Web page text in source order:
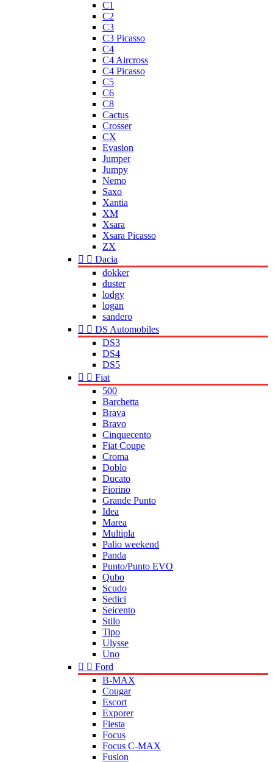
C1
C2
C3
C3 Picasso
C4
C4 Aircross
C4 Picasso
C5
C6
C8
Cactus
Crosser
CX
Evasion
Jumper
Jumpy
Nemo
Saxo
Xantia
XM
Xsara
Xsara Picasso
ZX
  Dacia
dokker
duster
lodgy
logan
sandero
  DS Automobiles
DS3
DS4
DS5
  Fiat
500
Barchetta
Brava
Bravo
Cinquecento
Fiat Coupe
Croma
Doblo
Ducato
Fiorino
Grande Punto
Idea
Marea
Multipla
Palio weekend
Panda
Punto/Punto EVO
Qubo
Scudo
Sedici
Seicento
Stilo
Tipo
Ulysse
Uno
  Ford
B-MAX
Cougar
Escort
Exporer
Fiesta
Focus
Focus C-MAX
Fusion